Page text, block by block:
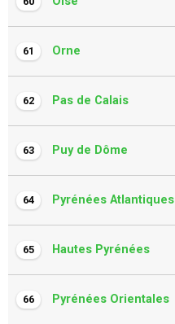
61 Orne
62 Pas de Calais
63 Puy de Dôme
64 Pyrénées Atlantiques
65 Hautes Pyrénées
66 Pyrénées Orientales